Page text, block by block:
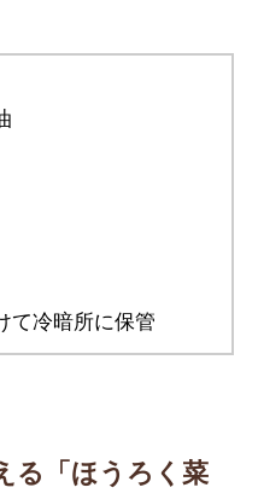
て冷暗所に保管
る「ほうろく菜